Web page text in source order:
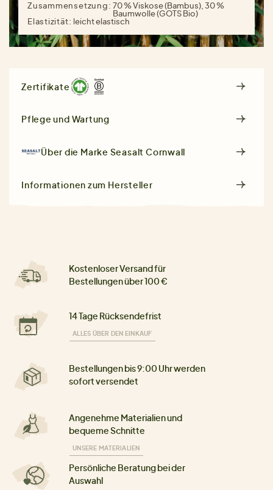
Zusammensetzung:70 % Viskose (Bambus), 30 %
Baumwolle (GOTS Bio)
Elastizität: leicht elastisch
Zertifikate
Pflege und Wartung
Über die Marke Seasalt Cornwall
Informationen zum Hersteller
Kostenloser Versand für
Bestellungen über 100 €
14 Tage Rücksendefrist
ALLES ÜBER DEN EINKAUF
Bestellungen bis 9:00 Uhr werden
sofort versendet
Angenehme Materialien und
bequeme Schnitte
UNSERE MATERIALIEN
Persönliche Beratung bei der
Auswahl